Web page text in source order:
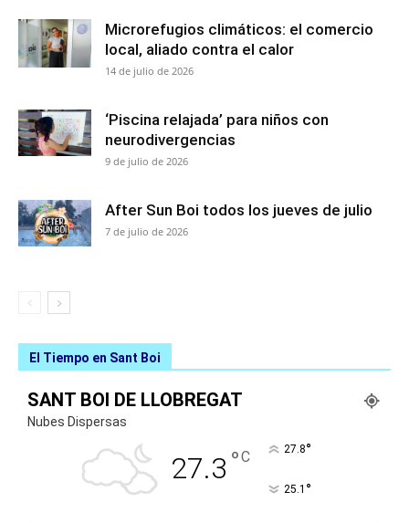
Microrefugios climáticos: el comercio
local, aliado contra el calor
14 de julio de 2026
‘Piscina relajada’ para niños con
neurodivergencias
9 de julio de 2026
After Sun Boi todos los jueves de julio
7 de julio de 2026
El Tiempo en Sant Boi
SANT BOI DE LLOBREGAT
Nubes Dispersas
27.3 °C 27.8°
25.1 °